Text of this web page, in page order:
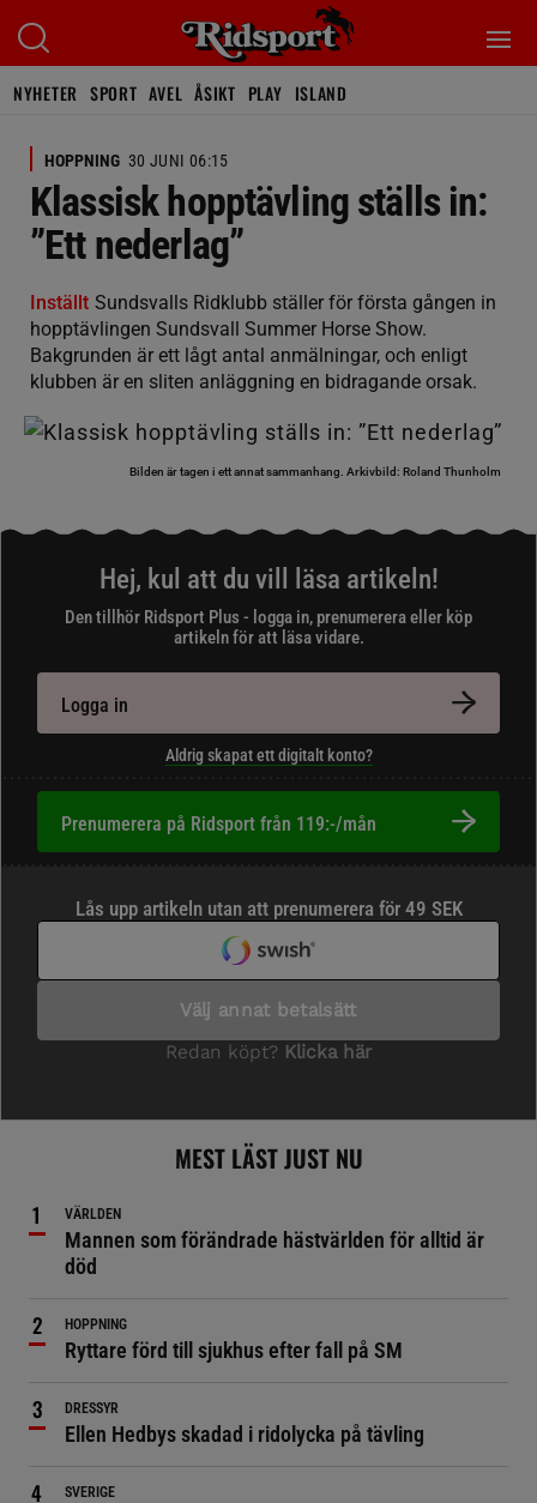
NYHETER SPORT AVEL ÅSIKT PLAY ISLAND
HOPPNING 30 JUNI 06:15
Klassisk hopptävling ställs in:
”Ett nederlag”
Inställt Sundsvalls Ridklubb ställer för första gången in
hopptävlingen Sundsvall Summer Horse Show.
Bakgrunden är ett lågt antal anmälningar, och enligt
klubben är en sliten anläggning en bidragande orsak.
Bilden är tagen i ett annat sammanhang. Arkivbild: Roland Thunholm
Hej, kul att du vill läsa artikeln!
Den tillhör Ridsport Plus - logga in, prenumerera eller köp
artikeln för att läsa vidare.
Logga in
Aldrig skapat ett digitalt konto?
Prenumerera på Ridsport från 119:-/mån
MEST LÄST JUST NU
VÄRLDEN
Mannen som förändrade hästvärlden för alltid är
död
HOPPNING
Ryttare förd till sjukhus efter fall på SM
DRESSYR
Ellen Hedbys skadad i ridolycka på tävling
SVERIGE